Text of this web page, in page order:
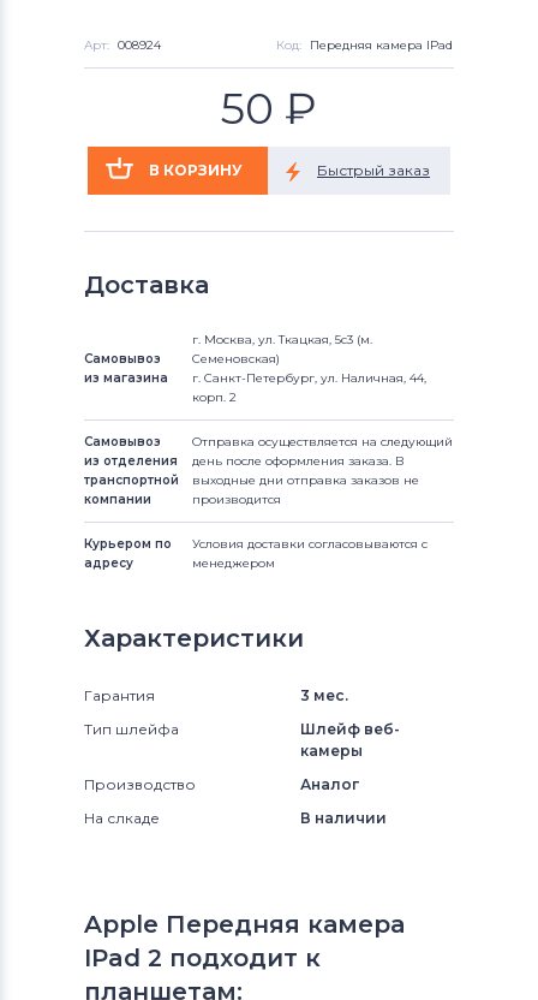
Арт: 008924 Код: Передняя камера IPad 2
50 ₽
Доставка
Самовывоз
из магазина
г. Москва, ул. Ткацкая, 5с3 (м.
Семеновская)
г. Санкт-Петербург, ул. Наличная, 44,
корп. 2
Самовывоз
из отделения
транспортной
компании
Отправка осуществляется на следующий
день после оформления заказа. В
выходные дни отправка заказов не
производится
Курьером по
адресу
Условия доставки согласовываются с
менеджером
Характеристики
Гарантия
3 мес.
Тип шлейфа
Шлейф веб-
камеры
Производство
Аналог
На слкаде
В наличии
Apple Передняя камера
IPad 2 подходит к
планшетам: